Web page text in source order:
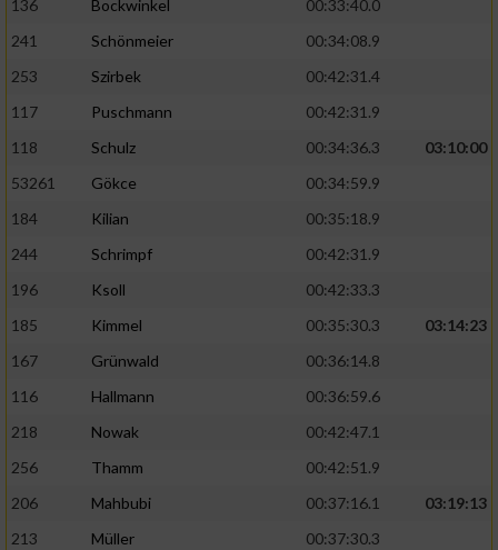
136 Bockwinkel
00:33:40.0
241
Schönmeier
00:34:08.9
253
Szirbek
00:42:31.4
117
Puschmann
00:42:31.9
118
Schulz 00:34:36.3
03:10:00
53261
Gökce
00:34:59.9
184
Kilian
00:35:18.9
244
Schrimpf
00:42:31.9
196
Ksoll
00:42:33.3
185
Kimmel 00:35:30.3
03:14:23
167
Grünwald
00:36:14.8
116
Hallmann
00:36:59.6
218
Nowak
00:42:47.1
256
Thamm
00:42:51.9
206
Mahbubi 00:37:16.1
03:19:13
213
Müller
00:37:30.3